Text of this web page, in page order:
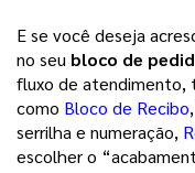
E se você deseja
no seu bloco de
fluxo de atendimento,
como Bloco de Recibo,
serrilha e numeração,
escolher o